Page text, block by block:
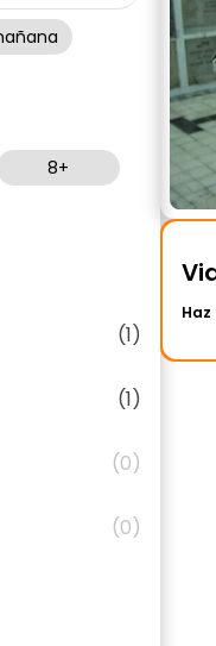
8+
(1)
(1)
(0)
(0)